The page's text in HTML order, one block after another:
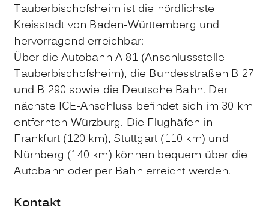
Tauberbischofsheim ist die nördlichste
Kreisstadt von Baden-Württemberg und
hervorragend erreichbar:
Über die Autobahn A 81 (Anschlussstelle
Tauberbischofsheim), die Bundesstraßen B 27
und B 290 sowie die Deutsche Bahn. Der
nächste ICE-Anschluss befindet sich im 30 km
entfernten Würzburg. Die Flughäfen in
Frankfurt (120 km), Stuttgart (110 km) und
Nürnberg (140 km) können bequem über die
Autobahn oder per Bahn erreicht werden.
Kontakt